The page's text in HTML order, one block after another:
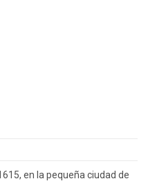
en la pequeña ciudad de